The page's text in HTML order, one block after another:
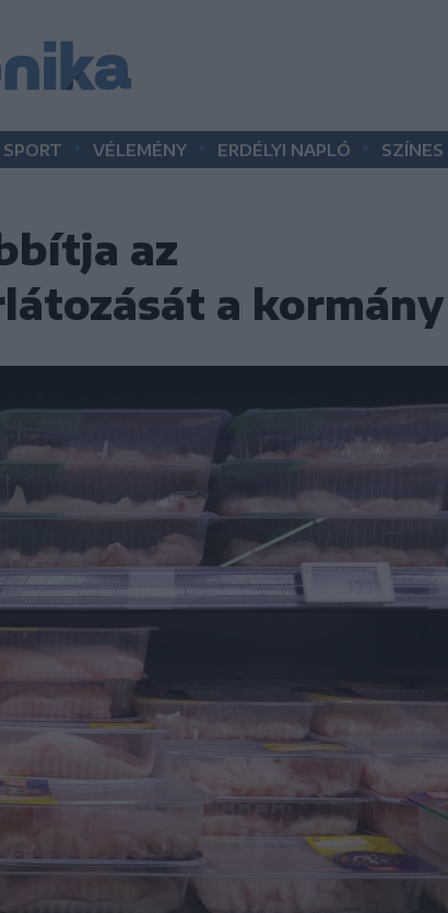
SPORT VÉLEMÉNY ERDÉLYI NAPLÓ SZÍNES
az
a kormány